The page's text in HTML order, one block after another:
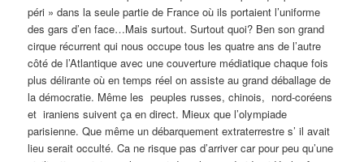
péri » dans la seule partie de France où ils portaient l’uniforme
des gars d’en face…Mais surtout. Surtout quoi? Ben son grand
cirque récurrent qui nous occupe tous les quatre ans de l’autre
côté de l’Atlantique avec une couverture médiatique chaque fois
plus délirante où en temps réel on assiste au grand déballage de
la démocratie. Même les peuples russes, chinois, nord-coréens
et iraniens suivent ça en direct. Mieux que l’olympiade
parisienne. Que même un débarquement extraterrestre s’ il avait
lieu serait occulté. Ca ne risque pas d’arriver car pour peu qu’une